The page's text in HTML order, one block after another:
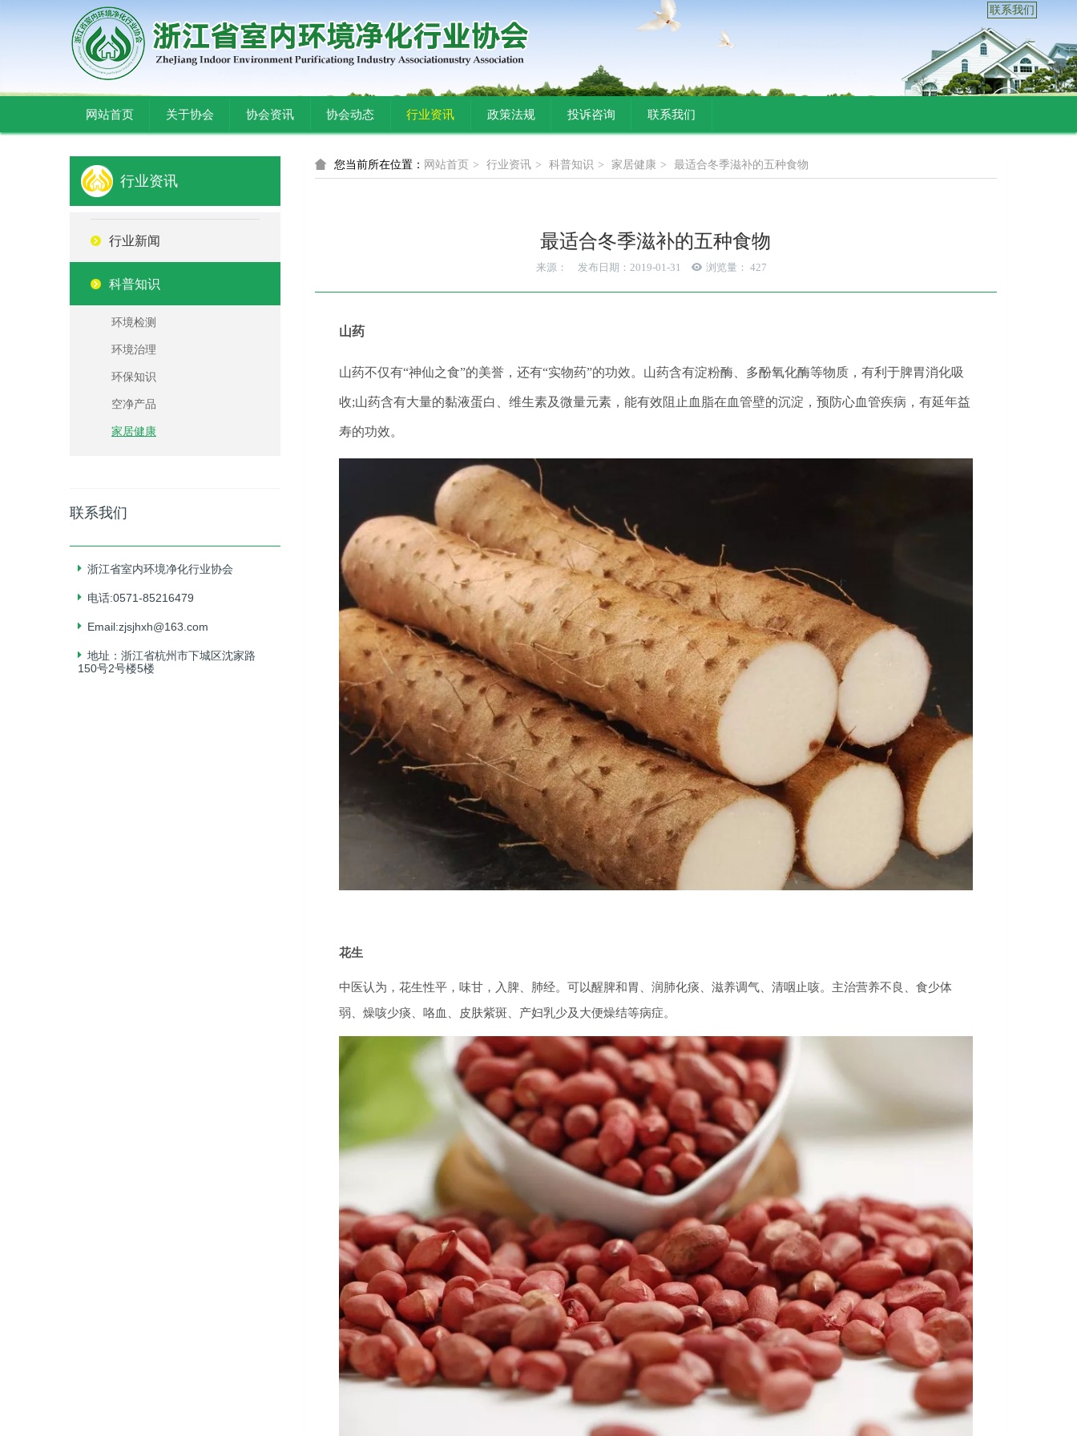
联系我们
网站首页 关于协会 协会资讯 协会动态 行业资讯 政策法规 投诉咨询 联系我们
行业资讯
行业新闻
科普知识
环境检测
环境治理
环保知识
空净产品
家居健康
联系我们
浙江省室内环境净化行业协会
电话:0571-85216479
Email:zjsjhxh@163.com
地址：浙江省杭州市下城区沈家路
150号2号楼5楼
您当前所在位置： 网站首页 行业资讯 科普知识 家居健康 最适合冬季滋补的五种食物
最适合冬季滋补的五种食物
来源： 发布日期：2019-01-31 浏览量：427
山药
山药不仅有“神仙之食”的美誉，还有“实物药”的功效。山药含有淀粉酶、多酚氧化酶等物质，有利于脾胃消化吸
收;山药含有大量的黏液蛋白、维生素及微量元素，能有效阻止血脂在血管壁的沉淀，预防心血管疾病，有延年益
寿的功效。
花生
中医认为，花生性平，味甘，入脾、肺经。可以醒脾和胃、润肺化痰、滋养调气、清咽止咳。主治营养不良、食少体
弱、燥咳少痰、咯血、皮肤紫斑、产妇乳少及大便燥结等病症。